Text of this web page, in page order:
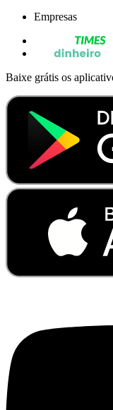
Empresas
Baixe grátis os